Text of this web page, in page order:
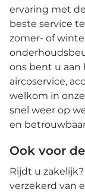
ervaring met
beste service
zomer- of
ons bent u aan
aircoservice,
welkom in
snel weer op
en
Ook voor
Rijdt u
verzekerd van